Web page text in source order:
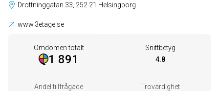
Drottninggatan 33, 252 21 Helsingborg
www.3etage.se
Omdömen totalt
1 891
Snittbetyg
4.8
Andel tillfrågade
Trovärdighet